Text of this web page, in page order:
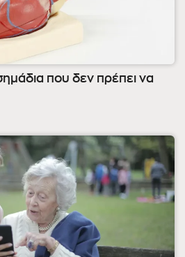
που δεν πρέπει να